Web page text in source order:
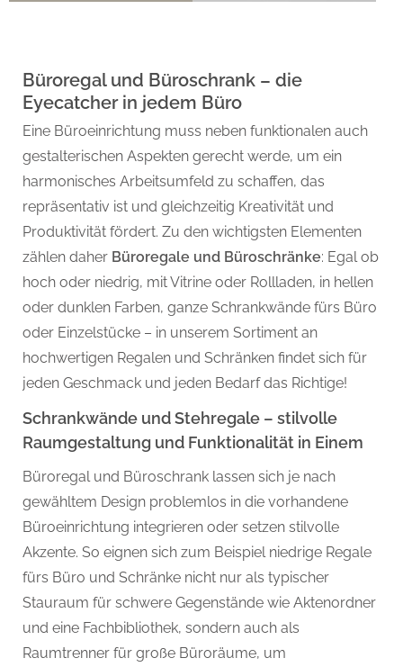
Büroregal und Büroschrank – die
Eyecatcher in jedem Büro
Eine Büroeinrichtung muss neben funktionalen auch
gestalterischen Aspekten gerecht werde, um ein
harmonisches Arbeitsumfeld zu schaffen, das
repräsentativ ist und gleichzeitig Kreativität und
Produktivität fördert. Zu den wichtigsten Elementen
zählen daher Büroregale und Büroschränke: Egal ob
hoch oder niedrig, mit Vitrine oder Rollladen, in hellen
oder dunklen Farben, ganze Schrankwände fürs Büro
oder Einzelstücke – in unserem Sortiment an
hochwertigen Regalen und Schränken findet sich für
jeden Geschmack und jeden Bedarf das Richtige!
Schrankwände und Stehregale – stilvolle
Raumgestaltung und Funktionalität in Einem
Büroregal und Büroschrank lassen sich je nach
gewähltem Design problemlos in die vorhandene
Büroeinrichtung integrieren oder setzen stilvolle
Akzente. So eignen sich zum Beispiel niedrige Regale
fürs Büro und Schränke nicht nur als typischer
Stauraum für schwere Gegenstände wie Aktenordner
und eine Fachbibliothek, sondern auch als
Raumtrenner für große Büroräume, um